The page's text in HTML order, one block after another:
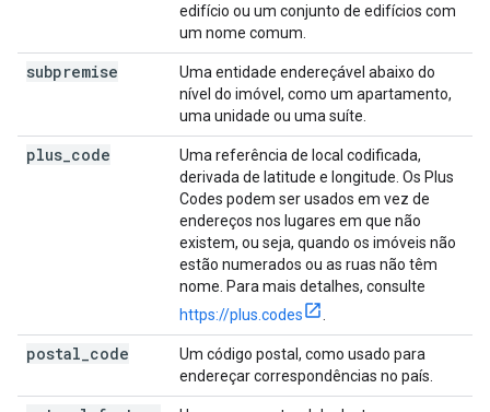
edifício ou um conjunto de edifícios com
um nome comum.
subpremise
Uma entidade endereçável abaixo do
nível do imóvel, como um apartamento,
uma unidade ou uma suíte.
plus code
Uma referência de local codificada,
derivada de latitude e longitude. Os Plus
Codes podem ser usados em vez de
endereços nos lugares em que não
existem, ou seja, quando os imóveis não
estão numerados ou as ruas não têm
nome. Para mais detalhes, consulte
https://plus.codes
postal code
Um código postal, como usado para
endereçar correspondências no país.